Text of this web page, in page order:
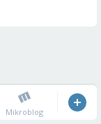
Mikroblog